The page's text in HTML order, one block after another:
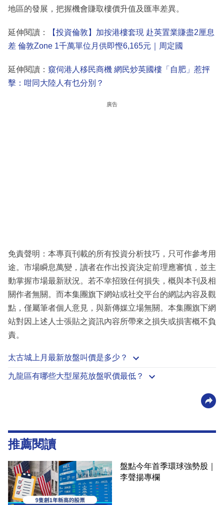
地區的發展，把握機會賺取樓價升值及匯率差異。
延伸閱讀：
【投資倫敦】加按港樓套現 赴英置業賺盡2厘息
差 倫敦Zone 1千萬單位月供即慳6,165元｜周定國
延伸閱讀： 窺伺港人移民商機 網民炒英國樓「自肥」惹抨
擊：咁同大陸人有乜分別？
廣告
免責聲明：本專頁刊載的所有投資分析技巧，只可作參考用
途。市場瞬息萬變，讀者在作出投資決定前理應審慎，並主
動掌握市場最新狀況。若不幸招致任何損失，概與本刊及相
關作者無關。而本集團旗下網站或社交平台的網誌內容及觀
點，僅屬筆者個人意見，與新傳媒立場無關。本集團旗下網
站對因上述人士張貼之資訊內容所帶來之損失或損害概不負
責。
太古城上月最新放盤叫價是多少？
九龍區有哪些大型屋苑放盤呎價最低？
推薦閱讀
盤點今年首季環球強勢股｜
李聲揚專欄